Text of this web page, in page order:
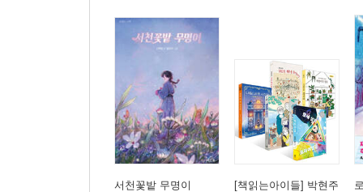
서천꽃밭 무명이
[책읽는아이들] 박현주